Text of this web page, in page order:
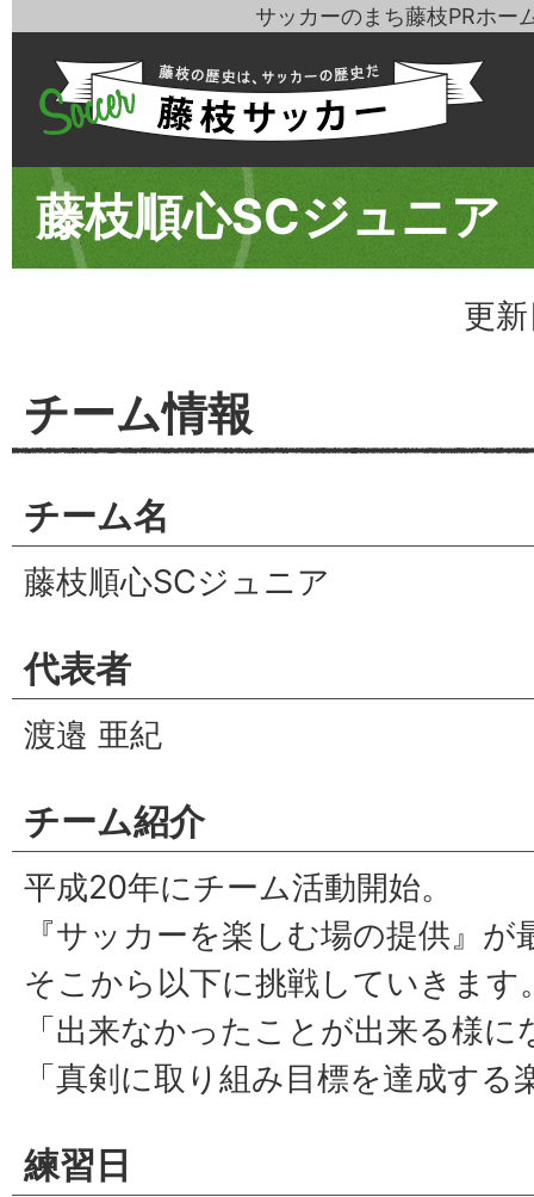
サッカーのまち藤枝PRホー
藤枝順心SCジュニア
更
チーム情報
チーム名
藤枝順心SCジュニア
代表者
渡邉 亜紀
チーム紹介
平成20年にチーム活動開始。
『サッカーを楽しむ場の提供』が
そこから以下に挑戦していきます
「出来なかったことが出来る様
「真剣に取り組み目標を達成する
練習日